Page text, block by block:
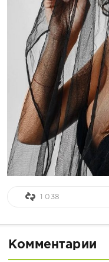
1 038
Комментарии